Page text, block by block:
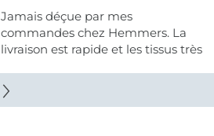
Jamais déçue par mes
commandes chez Hemmers. La
livraison est rapide et les tissus très